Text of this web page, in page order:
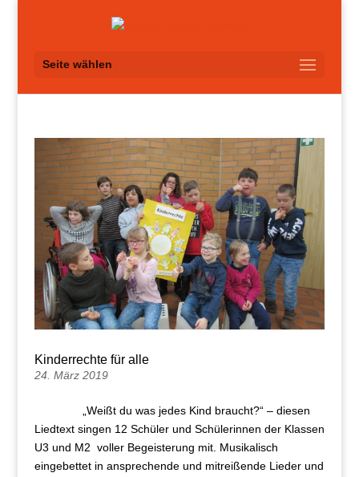
Seite wählen
Kinderrechte für alle
24. März 2019
„Weißt du was jedes Kind braucht?“ – diesen
Liedtext singen 12 Schüler und Schülerinnen der Klassen
U3 und M2 voller Begeisterung mit. Musikalisch
eingebettet in ansprechende und mitreißende Lieder und